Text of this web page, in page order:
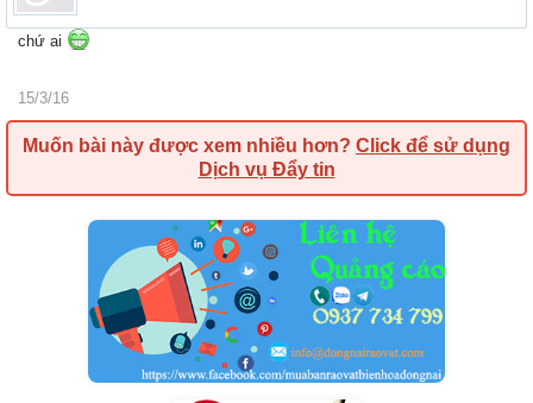
chứ ai
15/3/16
Muốn bài này được xem nhiều hơn? Click để sử dụng
Dịch vụ Đẩy tin